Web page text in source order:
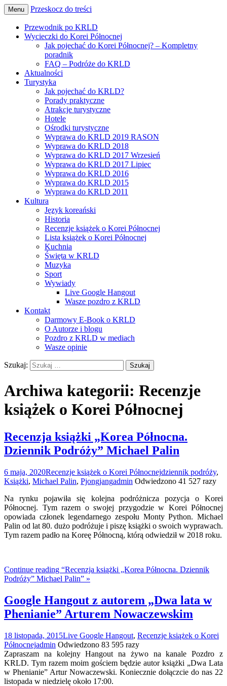
Pozdro z KRLD
Menu Przeskocz do treści
Przewodnik po KRLD
Wycieczki do Korei Północnej
Jak pojechać do Korei Północnej? – Kompletny
poradnik
FAQ – Podróże do KRLD
Aktualności
Turystyka
Jak pojechać do KRLD?
Porady praktyczne
Atrakcje turystyczne
Hotele
Ośrodki turystyczne
Wyprawa do KRLD 2019 RASON
Wyprawa do KRLD 2018
Wyprawa do KRLD 2017 Wrzesień
Wyprawa do KRLD 2017 Lipiec
Wyprawa do KRLD 2016
Wyprawa do KRLD 2015
Wyprawa do KRLD 2011
Kultura
Język koreański
Historia
Recenzje książek o Korei Północnej
Lista książek o Korei Północnej
Kuchnia
Święta w KRLD
Muzyka
Sport
Wywiady
Live Google Hangout
Wasze pozdro z KRLD
Kontakt
Darmowy E-Book o KRLD
O Autorze i blogu
Pozdro z KRLD w mediach
Wasze opinie
Szukaj:
Archiwa kategorii: Recenzje
książek o Korei Północnej
Recenzja książki „Korea Północna.
Dziennik Podróży” Michael Palin
6 maja, 2020Recenzje książek o Korei Północnejdziennik podróży,
Książki, Michael Palin, Pjongjangadmin Odwiedzono 41 527 razy
Na rynku pojawiła się kolejna podróżnicza pozycja o Korei
Północnej. Tym razem o swojej przygodzie w Korei Północnej
opowiada członek legendarnego zespołu Monty Python. Michael
Palin od lat 80. dużo podróżuje i piszę książki o swoich wyprawach.
Tym razem padło na Koreę Północną, którą odwiedził w 2018 roku.
Continue reading “Recenzja książki „Korea Północna. Dziennik
Podróży” Michael Palin” »
Google Hangout z autorem „Dwa lata w
Phenianie” Arturem Nowaczewskim
18 listopada, 2015Live Google Hangout, Recenzje książek o Korei
Północnejadmin Odwiedzono 83 595 razy
Zapraszam na kolejny Hangout na żywo na kanale Pozdro z
KRLD. Tym razem moim gościem będzie autor książki „Dwa Lata
w Phenianie” Artur Nowaczewski. Koniecznie dołączcie do nas 22
listopada w niedzielę około 17:00.